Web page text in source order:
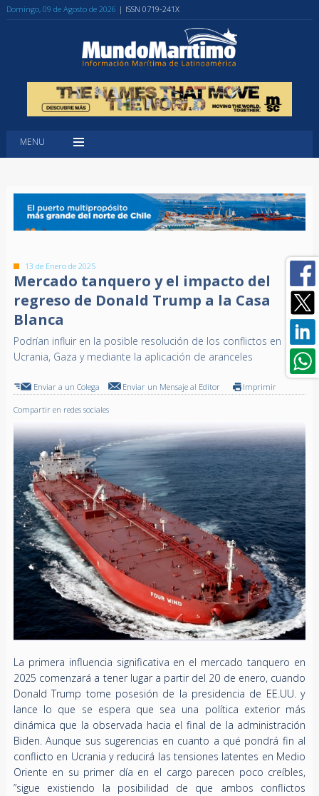
Domingo, 09 de Agosto de 2026 | ISSN 0719-241X
MENU
13 de Enero de 2025
Mercado tanquero y el impacto del
regreso de Donald Trump a la Casa
Blanca
Podrían influir en la posible resolución de los conflictos en
Ucrania, Gaza y mediante la aplicación de aranceles
Enviar a un Colega Enviar un Mensaje al Editor Imprimir
Compartir en redes sociales
La primera influencia significativa en el mercado tanquero en
2025 comenzará a tener lugar a partir del 20 de enero, cuando
Donald Trump tome posesión de la presidencia de EE.UU. y
lance lo que se espera que sea una política exterior más
dinámica que la observada hacia el final de la administración
Biden. Aunque sus sugerencias en cuanto a qué pondrá fin al
conflicto en Ucrania y reducirá las tensiones latentes en Medio
Oriente en su primer día en el cargo parecen poco creíbles,
”sigue existiendo la posibilidad de que ambos conflictos